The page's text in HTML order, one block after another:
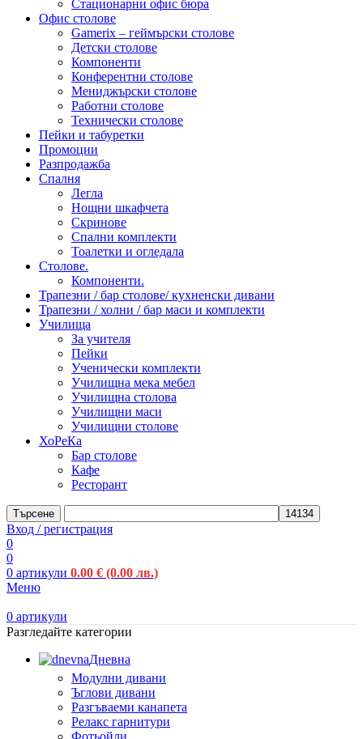
Стационарни офис бюра
Офис столове
Gamerix – геймърски столове
Детски столове
Компоненти
Конферентни столове
Мениджърски столове
Работни столове
Технически столове
Пейки и табуретки
Промоции
Разпродажба
Спалня
Легла
Нощни шкафчета
Скринове
Спални комплекти
Тоалетки и огледала
Столове.
Компоненти.
Трапезни / бар столове/ кухненски дивани
Трапезни / холни / бар маси и комплекти
Училища
За учителя
Пейки
Ученически комплекти
Училищна мека мебел
Училищна столова
Училищни маси
Училищни столове
ХоРеКа
Бар столове
Кафе
Ресторант
Търсене
Вход / регистрация
0
0
0 артикули 0.00 € (0.00 лв.)
Меню
0 артикули
Разгледайте категории
Дневна
Модулни дивани
Ъглови дивани
Разгъваеми канапета
Релакс гарнитури
Фотьойли